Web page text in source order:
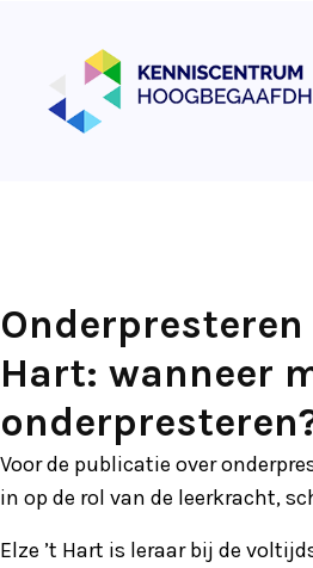
Onderpresteren
Hart: wanneer
Voor de publicatie over
in op de rol van de leerkracht,
Elze ’t Hart is leraar bij de